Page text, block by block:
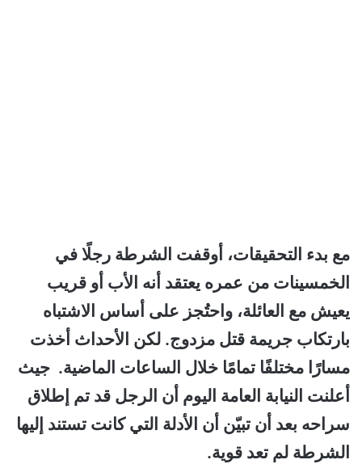
مع بدء التحقيقات، أوقفت الشرطة رجلًا في
الخمسينات من عمره يعتقد أنه الأب أو قريب
يعيش مع العائلة، واحتُجز على أساس الاشتباه
بارتكاب جريمة قتل مزدوج. لكن الأحداث أخذت
مسارًا مختلفًا تمامًا خلال الساعات الماضية. جيث
أعلنت النيابة العامة اليوم أن الرجل قد تم إطلاق
سراحه بعد أن تبيّن أن الأدلة التي كانت تستند إليها
الشرطة لم تعد قوية.